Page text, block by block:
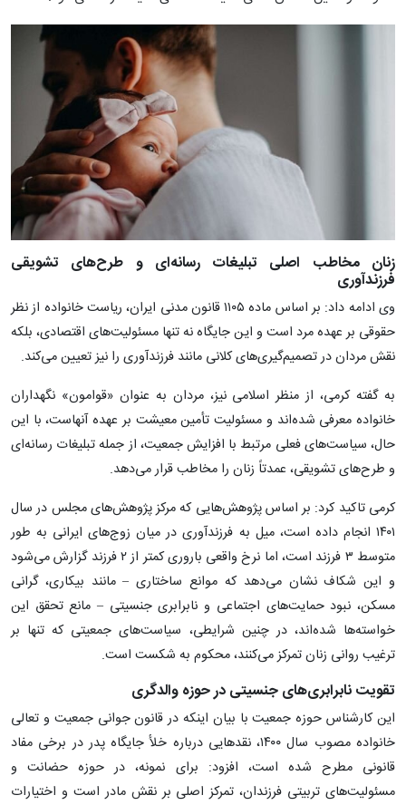
زنان مخاطب اصلی تبلیغات رسانه‌ای و طرح‌های تشویقی
فرزندآوری
وی ادامه داد: بر اساس ماده ۱۱۰۵ قانون مدنی ایران، ریاست خانواده از نظر
حقوقی بر عهده مرد است و این جایگاه نه تنها مسئولیت‌های اقتصادی، بلکه
نقش مردان در تصمیم‌گیری‌های کلانی مانند فرزندآوری را نیز تعیین می‌کند.
به گفته کرمی، از منظر اسلامی نیز، مردان به عنوان «قوامون» نگهداران
خانواده معرفی شده‌اند و مسئولیت تأمین معیشت بر عهده آنهاست، با این
حال، سیاست‌های فعلی مرتبط با افزایش جمعیت، از جمله تبلیغات رسانه‌ای
و طرح‌های تشویقی، عمدتاً زنان را مخاطب قرار می‌دهد.
کرمی تاکید کرد: بر اساس پژوهش‌هایی که مرکز پژوهش‌های مجلس در سال
۱۴۰۱ انجام داده است، میل به فرزندآوری در میان زوج‌های ایرانی به طور
متوسط ۳ فرزند است، اما نرخ واقعی باروری کمتر از ۲ فرزند گزارش می‌شود
و این شکاف نشان می‌دهد که موانع ساختاری – مانند بیکاری، گرانی
مسکن، نبود حمایت‌های اجتماعی و نابرابری جنسیتی – مانع تحقق این
خواسته‌ها شده‌اند، در چنین شرایطی، سیاست‌های جمعیتی که تنها بر
ترغیب روانی زنان تمرکز می‌کنند، محکوم به شکست است.
تقویت نابرابری‌های جنسیتی در حوزه والدگری
این کارشناس حوزه جمعیت با بیان اینکه در قانون جوانی جمعیت و تعالی
خانواده مصوب سال ۱۴۰۰، نقدهایی درباره خلأ جایگاه پدر در برخی مفاد
قانونی مطرح شده است، افزود: برای نمونه، در حوزه حضانت و
مسئولیت‌های تربیتی فرزندان، تمرکز اصلی بر نقش مادر است و اختیارات